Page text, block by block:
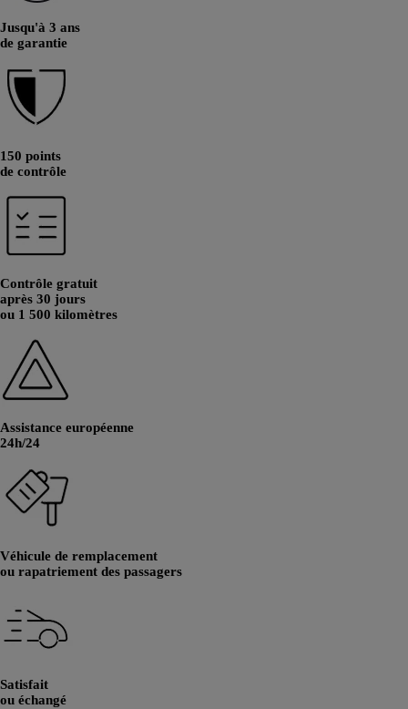
Jusqu'à 3 ans
de garantie
150 points
de contrôle
Contrôle gratuit
après 30 jours
ou 1 500 kilomètres
Assistance européenne
24h/24
Véhicule de remplacement
ou rapatriement des passagers
Satisfait
ou échangé